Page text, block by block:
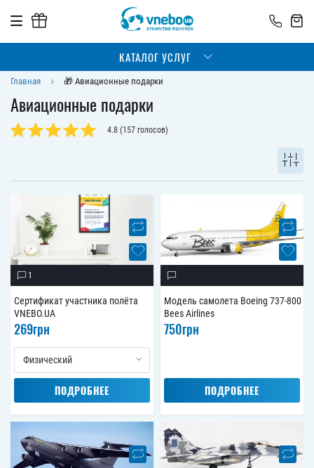
КАТАЛОГ УСЛУГ
Главная 🎁 Авиационные подарки
Авиационные подарки
4.8 (157 голосов)
1
Сертификат участника полёта
VNEBO.UA
269грн
Физический
ПОДРОБНЕЕ
Модель самолета Boeing 737-800
Bees Airlines
750грн
ПОДРОБНЕЕ